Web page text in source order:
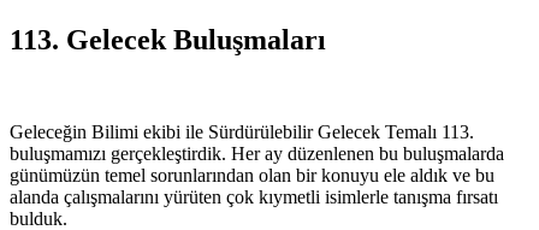
113. Gelecek Buluşmaları
Geleceğin Bilimi ekibi ile Sürdürülebilir Gelecek Temalı 113.
buluşmamızı gerçekleştirdik. Her ay düzenlenen bu buluşmalarda
günümüzün temel sorunlarından olan bir konuyu ele aldık ve bu
alanda çalışmalarını yürüten çok kıymetli isimlerle tanışma fırsatı
bulduk.